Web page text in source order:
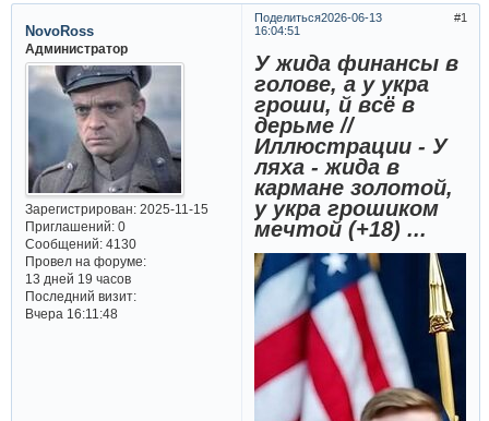
Поделиться 1
2026-06-13
16:04:51
NovoRoss
Администратор
Зарегистрирован: 2025-11-15
Приглашений:0
Сообщений:4130
Провел на форуме:
13 дней 19 часов
Последний визит:
Вчера 16:11:48
У жида финансы в
голове, а у укра
гроши, й всё в
дерьме //
Иллюстрации - У
ляха - жида в
кармане золотой,
у укра грошиком
мечтой (+18) ...